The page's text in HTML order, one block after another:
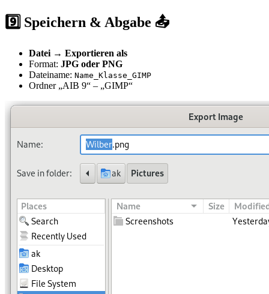
9️⃣ Speichern & Abgabe 📤
Datei → Exportieren als
Format: JPG oder PNG
Dateiname: Name_Klasse_GIMP
Ordner „AIB 9“ – „GIMP“